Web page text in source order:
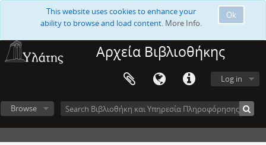
Ok
This website uses cookies to enhance your
ability to browse and load content. More Info.
Αρχεία Βιβλιοθήκης
Log in
Browse